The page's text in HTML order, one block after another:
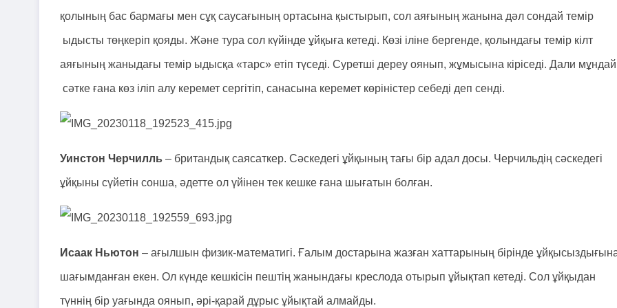
қолының бас бармағы мен сұқ саусағының ортасына қыстырып, сол аяғының жанына дәл сондай темір
ыдысты төңкеріп қояды. Және тура сол күйінде ұйқыға кетеді. Көзі іліне бергенде, қолындағы темір кілт
аяғының жаныдағы темір ыдысқа «тарс» етіп түседі. Суретші дереу оянып, жұмысына кіріседі. Дали мұндай
сәтке ғана көз іліп алу керемет сергітіп, санасына керемет көріністер себеді деп сенді.
Уинстон Черчилль – британдық саясаткер. Сәскедегі ұйқының тағы бір адал досы. Черчильдің сәскедегі
ұйқыны сүйетін сонша, әдетте ол үйінен тек кешке ғана шығатын болған.
Исаак Ньютон – ағылшын физик-математигі. Ғалым достарына жазған хаттарының бірінде
шағымданған екен. Ол күнде кешкісін пештің жанындағы креслода отырып ұйықтап кетеді. Сол ұйқыдан
түннің бір уағында оянып, әрі-қарай дұрыс ұйықтай алмайды.